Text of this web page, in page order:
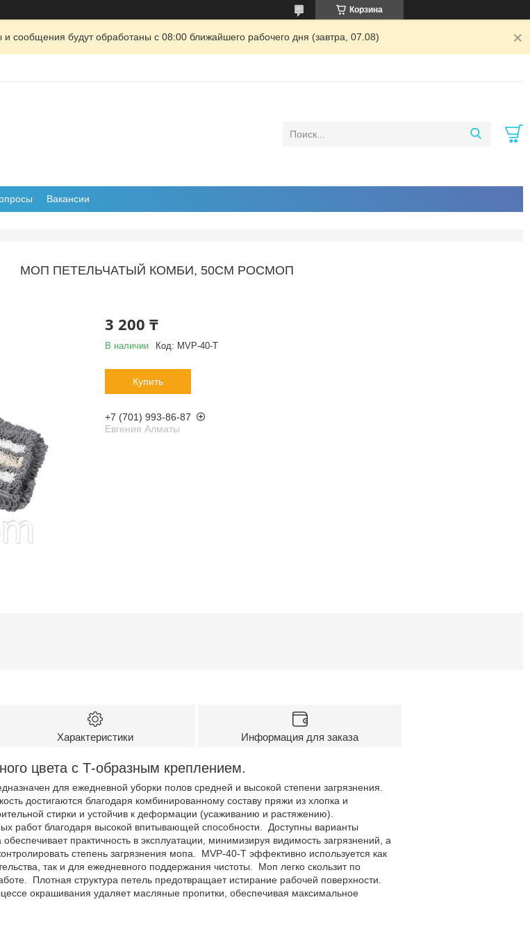
Корзина
сообщения будут обработаны с 08:00 ближайшего рабочего дня (завтра, 07.08)
Вакансии
МОП ПЕТЕЛЬЧАТЫЙ КОМБИ, 50СМ РОСМОП
3 200 ₸
В наличии Код: MVP-40-Т
Купить
+7 (701) 993-86-87
Евгения Алматы
Характеристики Информация для заказа
цвета с Т-образным креплением.
для ежедневной уборки полов средней и высокой степени загрязнения.
достигаются благодаря комбинированному составу пряжи из хлопка и
стирки и устойчив к деформации (усаживанию и растяжению).
работ благодаря высокой впитывающей способности. Доступны варианты
практичность в эксплуатации, минимизируя видимость загрязнений, а
степень загрязнения мопа. MVP-40-Т эффективно используется как
так и для ежедневного поддержания чистоты. Моп легко скользит по
Плотная структура петель предотвращает истирание рабочей поверхности.
окрашивания удаляет масляные пропитки, обеспечивая максимальное